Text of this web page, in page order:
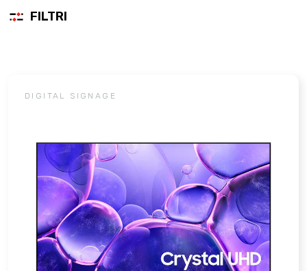
FILTRI
DIGITAL SIGNAGE